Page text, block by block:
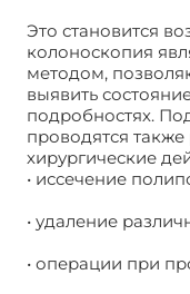
Это становится
колоноскопия
методом,
выявить
подробностях.
проводятся
хирургические
• иссечение
• удаление
• операции при